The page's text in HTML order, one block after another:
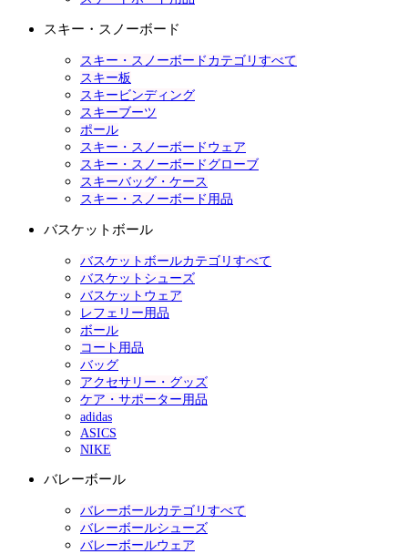
スキー・スノーボード
スキー・スノーボードカテゴリすべて
スキー板
スキービンディング
スキーブーツ
ポール
スキー・スノーボードウェア
スキー・スノーボードグローブ
スキーバッグ・ケース
スキー・スノーボード用品
バスケットボール
バスケットボールカテゴリすべて
バスケットシューズ
バスケットウェア
レフェリー用品
ボール
コート用品
バッグ
アクセサリー・グッズ
ケア・サポーター用品
adidas
ASICS
NIKE
バレーボール
バレーボールカテゴリすべて
バレーボールシューズ
バレーボールウェア